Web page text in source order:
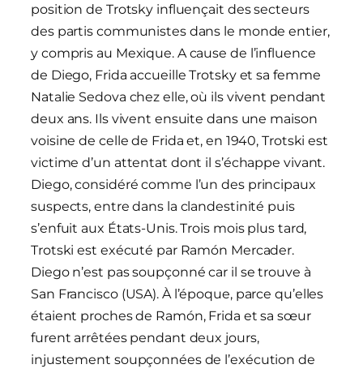
position de Trotsky influençait des secteurs
des partis communistes dans le monde entier,
y compris au Mexique. A cause de l’influence
de Diego, Frida accueille Trotsky et sa femme
Natalie Sedova chez elle, où ils vivent pendant
deux ans. Ils vivent ensuite dans une maison
voisine de celle de Frida et, en 1940, Trotski est
victime d’un attentat dont il s’échappe vivant.
Diego, considéré comme l’un des principaux
suspects, entre dans la clandestinité puis
s’enfuit aux États-Unis. Trois mois plus tard,
Trotski est exécuté par Ramón Mercader.
Diego n’est pas soupçonné car il se trouve à
San Francisco (USA). À l’époque, parce qu’elles
étaient proches de Ramón, Frida et sa sœur
furent arrêtées pendant deux jours,
injustement soupçonnées de l’exécution de